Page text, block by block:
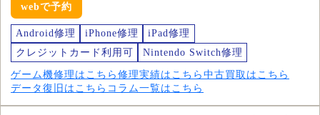
webで予約
Android修理 iPhone修理
iPad修理
クレジットカード利用可
Nintendo Switch修理
ゲーム機修理はこちら 修理実績はこちら 中古買取はこちら
データ復旧はこちら コラム一覧はこちら